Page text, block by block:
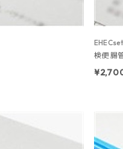
検便 腸